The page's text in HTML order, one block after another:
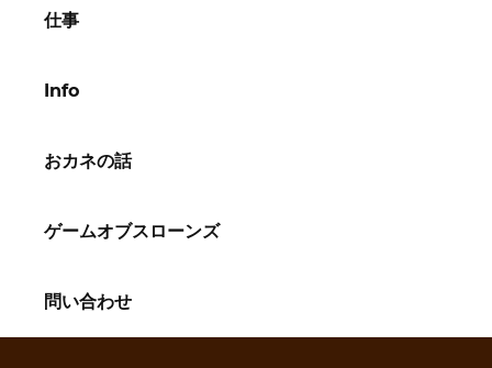
仕事
Info
おカネの話
ゲームオブスローンズ
問い合わせ